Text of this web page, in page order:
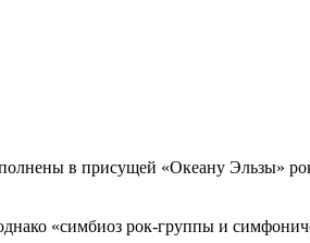
в присущей «Океану Эльзы»
«симбиоз рок-группы и